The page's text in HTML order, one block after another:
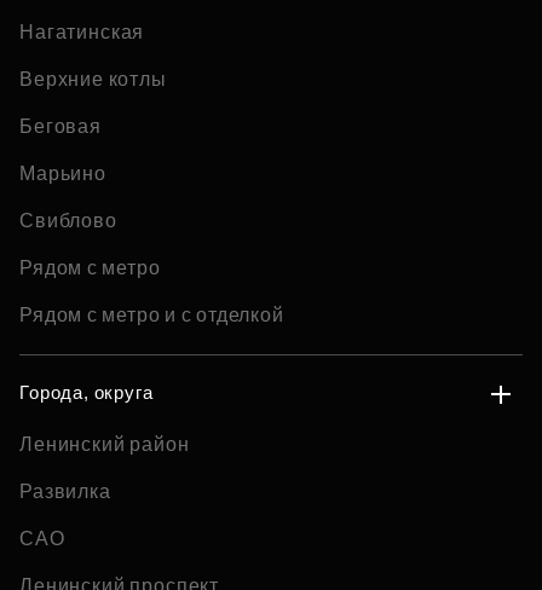
Нагатинская
Верхние котлы
Беговая
Марьино
Свиблово
Рядом с метро
Рядом с метро и с отделкой
Города, округа
Ленинский район
Развилка
САО
Ленинский проспект